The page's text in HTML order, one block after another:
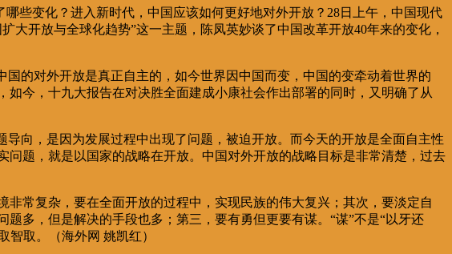
些变化？进入新时代，中国应该如何更好地对外开放？28日上午，中国现代
开放与全球化趋势”这一主题，陈凤英妙谈了中国改革开放40年来的变化，
的对外开放是真正自主的，如今世界因中国而变，中国的变牵动着世界的
今，十九大报告在对决胜全面建成小康社会作出部署的同时，又明确了从
向，是因为发展过程中出现了问题，被迫开放。而今天的开放是全面自主性
题，就是以国家的战略在开放。中国对外开放的战略目标是非常清楚，过去
常复杂，要在全面开放的过程中，实现民族的伟大复兴；其次，要淡定自
多，但是解决的手段也多；第三，要有勇但更要有谋。“谋”不是“以牙还
智取。（海外网 姚凯红）